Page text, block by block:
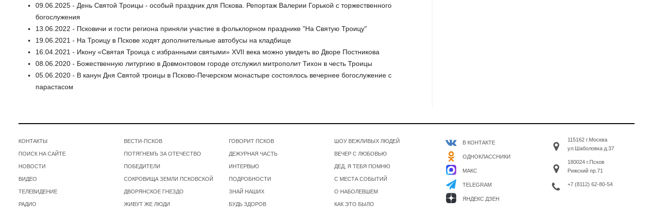
09.06.2025 - День Святой Троицы - особый праздник для Пскова. Репортаж Валерии Горькой с торжественного
богослужения
13.06.2022 - Псковичи и гости региона приняли участие в фольклорном празднике "На Святую Троицу"
19.06.2021 - На Троицу в Пскове ходят дополнительные автобусы на кладбище
16.04.2021 - Икону «Святая Троица с избранными святыми» XVII века можно увидеть во Дворе Постникова
08.06.2020 - Божественную литургию в Довмонтовом городе отслужил митрополит Тихон в честь Троицы
05.06.2020 - В канун Дня Святой троицы в Псково-Печерском монастыре состоялось вечернее богослужение с
парастасом
КОНТАКТЫ
ПОИСК НА САЙТЕ
НОВОСТИ
ВИДЕО
ТЕЛЕВИДЕНИЕ
РАДИО
ВЕСТИ-ПСКОВ
ПОТЯГНЕМЪ ЗА ОТЕЧЕСТВО
ПОБЕДИТЕЛИ
СОКРОВИЩА ЗЕМЛИ ПСКОВСКОЙ
ДВОРЯНСКОЕ ГНЕЗДО
ЖИВУТ ЖЕ ЛЮДИ
ГОВОРИТ ПСКОВ
ДЕЖУРНАЯ ЧАСТЬ
ИНТЕРВЬЮ
ПОДРОБНОСТИ
ЗНАЙ НАШИХ
БУДЬ ЗДОРОВ
ШОУ ВЕЖЛИВЫХ ЛЮДЕЙ
ВЕЧЕР С ЛЮБОВЬЮ
ДЕД, Я ТЕБЯ ПОМНЮ
С МЕСТА СОБЫТИЙ
О НАБОЛЕВШЕМ
КАК ЭТО БЫЛО
В КОНТАКТЕ
ОДНОКЛАССНИКИ
МАКС
TELEGRAM
ЯНДЕКС ДЗЕН
115162 г.Москва
ул.Шаболовка д.37
180024 г.Псков
Рижский пр.71
+7 (8112) 62-80-54